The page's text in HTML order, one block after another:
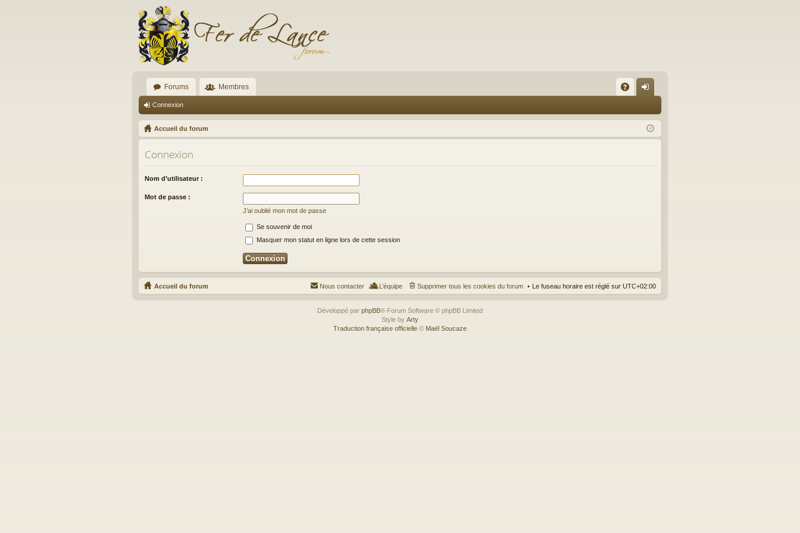
Forums Membres
Q ne
xi
Connexion
Accueil du forum
Connexion
Nom d’utilisateur :
Mot de passe :
J’ai oublié mon mot de passe
Se souvenir de moi
Masquer mon statut en ligne lors de cette session
Accueil du forum Le fuseau horaire est réglé sur UTC+02:00
Supprimer tous les cookies du forum
L’équipe
Nous contacter
Développé par phpBB® Forum Software © phpBB Limited
Style by Arty
Traduction française officielle © Maël Soucaze